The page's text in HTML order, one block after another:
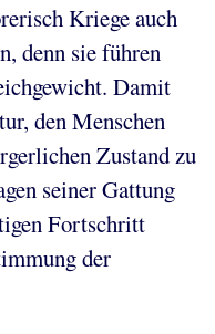
Kriege auch
denn sie führen
Damit
den Menschen
Zustand zu
seiner Gattung
Fortschritt
der